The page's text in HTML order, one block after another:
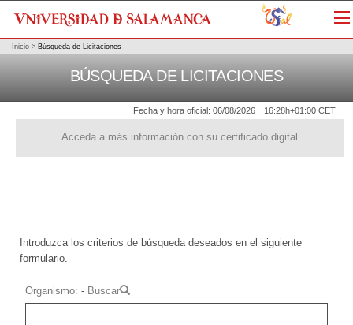
Fecha y hora oficial: 06/08/2026 16:28h+01:00 CET
Acceda a más información con su certificado digital
Inicio > Búsqueda de Licitaciones
BÚSQUEDA DE LICITACIONES
Introduzca los criterios de búsqueda deseados en el siguiente
formulario.
Organismo - Buscar